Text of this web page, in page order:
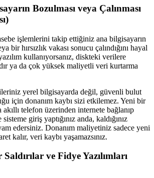
Bozulması veya Çalınması
işlemlerini takip ettiğiniz ana bilgisayarın
bir hırsızlık vakası sonucu çalındığını hayal
kullanıyorsanız, diskteki verilere
ya da çok yüksek maliyetli veri kurtarma
yerel bilgisayarda değil, güvenli bulut
için donanım kaybı sizi etkilemez. Yeni bir
telefon üzerinden internete bağlanıp
giriş yaptığınız anda, kaldığınız
edersiniz. Donanım maliyetiniz sadece yeni
kalır, veri kaybı yaşamazsınız.
ve Fidye Yazılımları